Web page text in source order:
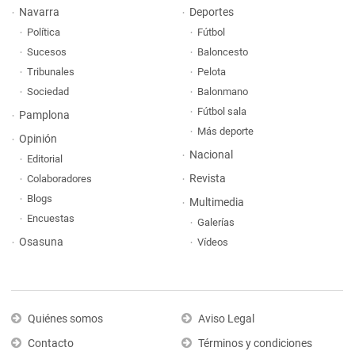
Navarra
Política
Sucesos
Tribunales
Sociedad
Pamplona
Opinión
Editorial
Colaboradores
Blogs
Encuestas
Osasuna
Deportes
Fútbol
Baloncesto
Pelota
Balonmano
Fútbol sala
Más deporte
Nacional
Revista
Multimedia
Galerías
Vídeos
Quiénes somos
Contacto
Aviso Legal
Términos y condiciones